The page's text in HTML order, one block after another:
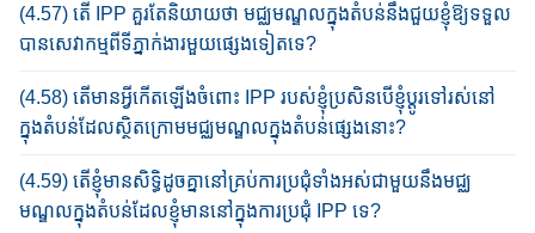
(4.57) តើ​ IPP គួរ​តែ​និយាយ​ថា មជ្ឈមណ្ឌល​​ក្នុងតំបន់​នឹង​ជួយ​ខ្ញុំ​ឱ្យ​ទទួល​
បាន​សេវាកម្ម​ពី​ទីភ្នាក់​ងា​រមួយ​ផ្សេង​ទៀត​ទេ?
(4.58) តើមានអ្វីកើតឡើង​ចំពោះ IPP របស់​​ខ្ញុំ​ប្រ​សិន​បើ​ខ្ញុំ​ប្តូរ​ទៅ​រស់នៅ
ក្នុង​តំ​បន់​ដែល​ស្ថិត​ក្រោម​មជ្ឈមណ្ឌលក្នុងតំបន់​ផ្សេង​​នោះ?​
(4.59) តើ​ខ្ញុំ​មាន​សិទ្ធិដូចគ្នា​នៅ​គ្រប់​ការ​​ប្រ​ជុំ​ទាំង​អស់​ជា​មួយ​នឹង​មជ្ឈ​
មណ្ឌល​ក្នុង​តំបន់​ដែល​ខ្ញុំ​មាន​នៅ​ក្នុងការ​ប្រ​ជុំ​ IPP ទេ​?